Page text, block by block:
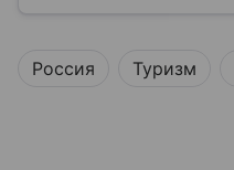
Россия Туризм